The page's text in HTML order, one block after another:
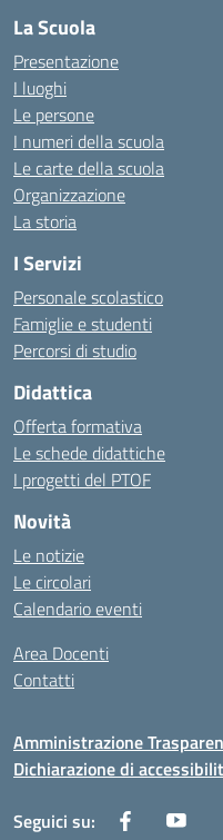
La Scuola
Presentazione
I luoghi
Le persone
I numeri della scuola
Le carte della scuola
Organizzazione
La storia
I Servizi
Personale scolastico
Famiglie e studenti
Percorsi di studio
Didattica
Offerta formativa
Le schede didattiche
I progetti del PTOF
Novità
Le notizie
Le circolari
Calendario eventi
Area Docenti
Contatti
Amministrazione
Dichiarazione di
Seguici su: